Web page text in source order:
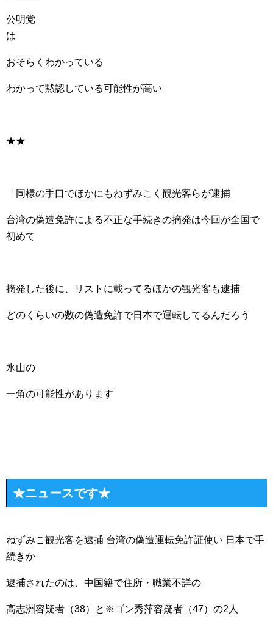
公明党
は
おそらくわかっている
わかって黙認している可能性が高い
★★
「同様の手口でほかにもねずみこく観光客らが逮捕
台湾の偽造免許による不正な手続きの摘発は今回が全国で
初めて
摘発した後に、リストに載ってるほかの観光客も逮捕
どのくらいの数の偽造免許で日本で運転してるんだろう
氷山の
一角の可能性があります
★ニュースです★
ねずみこ観光客を逮捕 台湾の偽造運転免許証使い 日本で手
続きか
逮捕されたのは、中国籍で住所・職業不詳の
高志洲容疑者（38）と※ゴン秀萍容疑者（47）の2人